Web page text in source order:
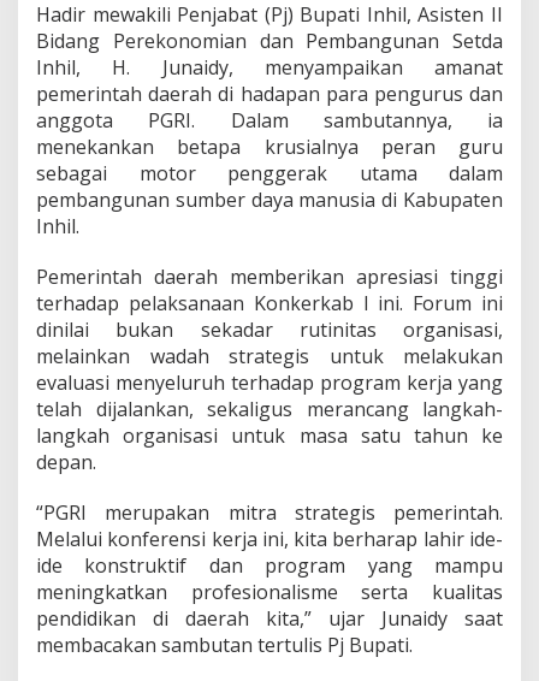
i
K
o
n
k
e
r
a
G
R
I
0
2
6
Hadir mewakili Penjabat (Pj) Bupati Inhil, Asisten II
Bidang Perekonomian dan Pembangunan Setda
Inhil, H. Junaidy, menyampaikan amanat
pemerintah daerah di hadapan para pengurus dan
anggota PGRI. Dalam sambutannya, ia
menekankan betapa krusialnya peran guru
sebagai motor penggerak utama dalam
pembangunan sumber daya manusia di Kabupaten
Inhil.
Pemerintah daerah memberikan apresiasi tinggi
terhadap pelaksanaan Konkerkab I ini. Forum ini
dinilai bukan sekadar rutinitas organisasi,
melainkan wadah strategis untuk melakukan
evaluasi menyeluruh terhadap program kerja yang
telah dijalankan, sekaligus merancang langkah-
langkah organisasi untuk masa satu tahun ke
depan.
“PGRI merupakan mitra strategis pemerintah.
Melalui konferensi kerja ini, kita berharap lahir ide-
ide konstruktif dan program yang mampu
meningkatkan profesionalisme serta kualitas
pendidikan di daerah kita,” ujar Junaidy saat
membacakan sambutan tertulis Pj Bupati.